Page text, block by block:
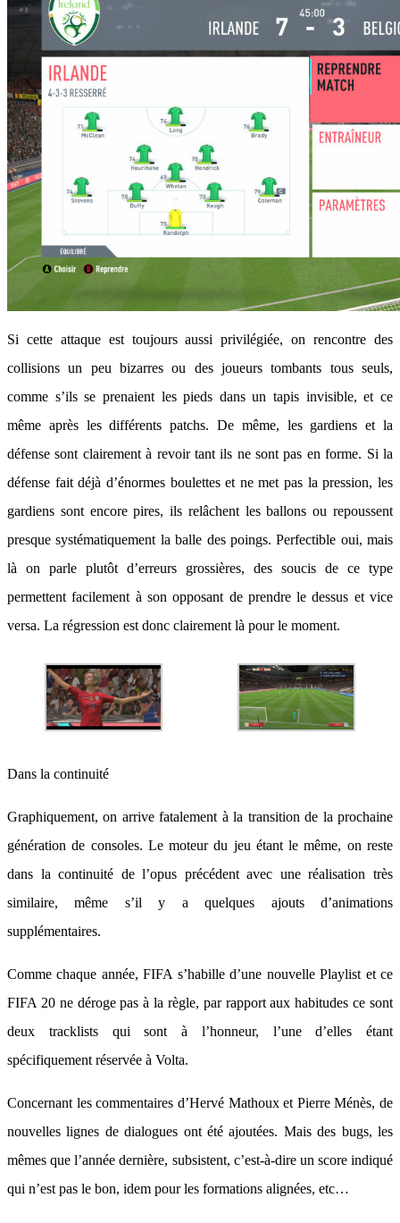
Si cette attaque est toujours aussi privilégiée, on rencontre des
collisions un peu bizarres ou des joueurs tombants tous seuls,
comme s’ils se prenaient les pieds dans un tapis invisible, et ce
même après les différents patchs. De même, les gardiens et la
défense sont clairement à revoir tant ils ne sont pas en forme. Si la
défense fait déjà d’énormes boulettes et ne met pas la pression, les
gardiens sont encore pires, ils relâchent les ballons ou repoussent
presque systématiquement la balle des poings. Perfectible oui, mais
là on parle plutôt d’erreurs grossières, des soucis de ce type
permettent facilement à son opposant de prendre le dessus et vice
versa. La régression est donc clairement là pour le moment.
Dans la continuité
Graphiquement, on arrive fatalement à la transition de la prochaine
génération de consoles. Le moteur du jeu étant le même, on reste
dans la continuité de l’opus précédent avec une réalisation très
similaire, même s’il y a quelques ajouts d’animations
supplémentaires.
Comme chaque année, FIFA s’habille d’une nouvelle Playlist et ce
FIFA 20 ne déroge pas à la règle, par rapport aux habitudes ce sont
deux tracklists qui sont à l’honneur, l’une d’elles étant
spécifiquement réservée à Volta.
Concernant les commentaires d’Hervé Mathoux et Pierre Ménès, de
nouvelles lignes de dialogues ont été ajoutées. Mais des bugs, les
mêmes que l’année dernière, subsistent, c’est-à-dire un score indiqué
qui n’est pas le bon, idem pour les formations alignées, etc…